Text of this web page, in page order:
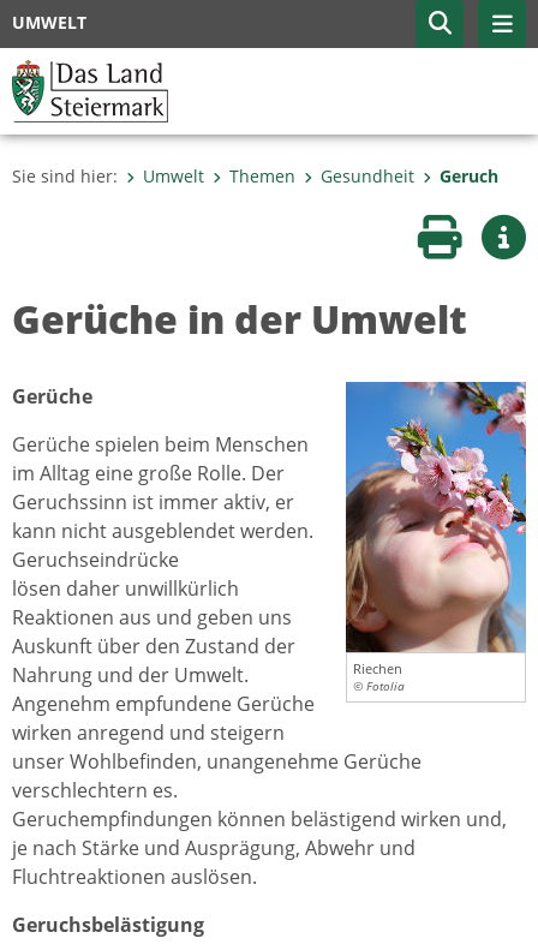
UMWELT
Sie sind hier: Umwelt Themen Gesundheit Geruch
Seite
Gerüche in der Umwelt
Riechen
© Fotolia
Gerüche
Gerüche spielen beim Menschen
im Alltag eine große Rolle. Der
Geruchssinn ist immer aktiv, er
kann nicht ausgeblendet werden.
Geruchseindrücke
lösen daher unwillkürlich
Reaktionen aus und geben uns
Auskunft über den Zustand der
Nahrung und der Umwelt.
Angenehm empfundene Gerüche
wirken anregend und steigern
unser Wohlbefinden, unangenehme Gerüche
verschlechtern es.
Geruchempfindungen können belästigend wirken und,
je nach Stärke und Ausprägung, Abwehr und
Fluchtreaktionen auslösen.
Geruchsbelästigung